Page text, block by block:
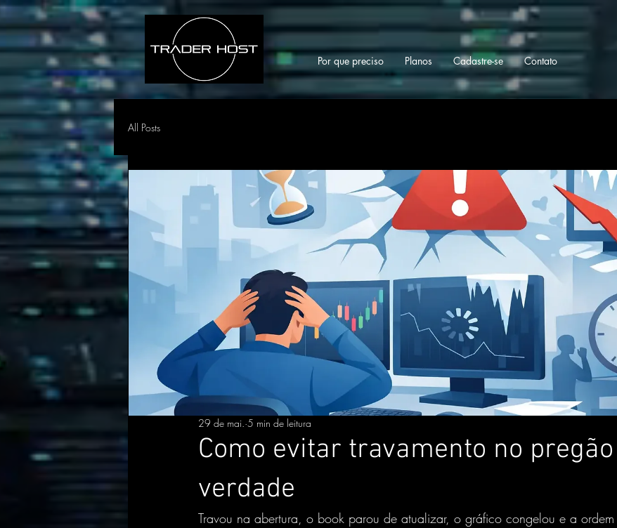
Por que preciso Planos Cadastre-se Contato
All Posts
Como evitar travamento no
verdade
29 de mai. 5 min de leitura
Travou na abertura, o book parou de atualizar, o gráfico congelou e a